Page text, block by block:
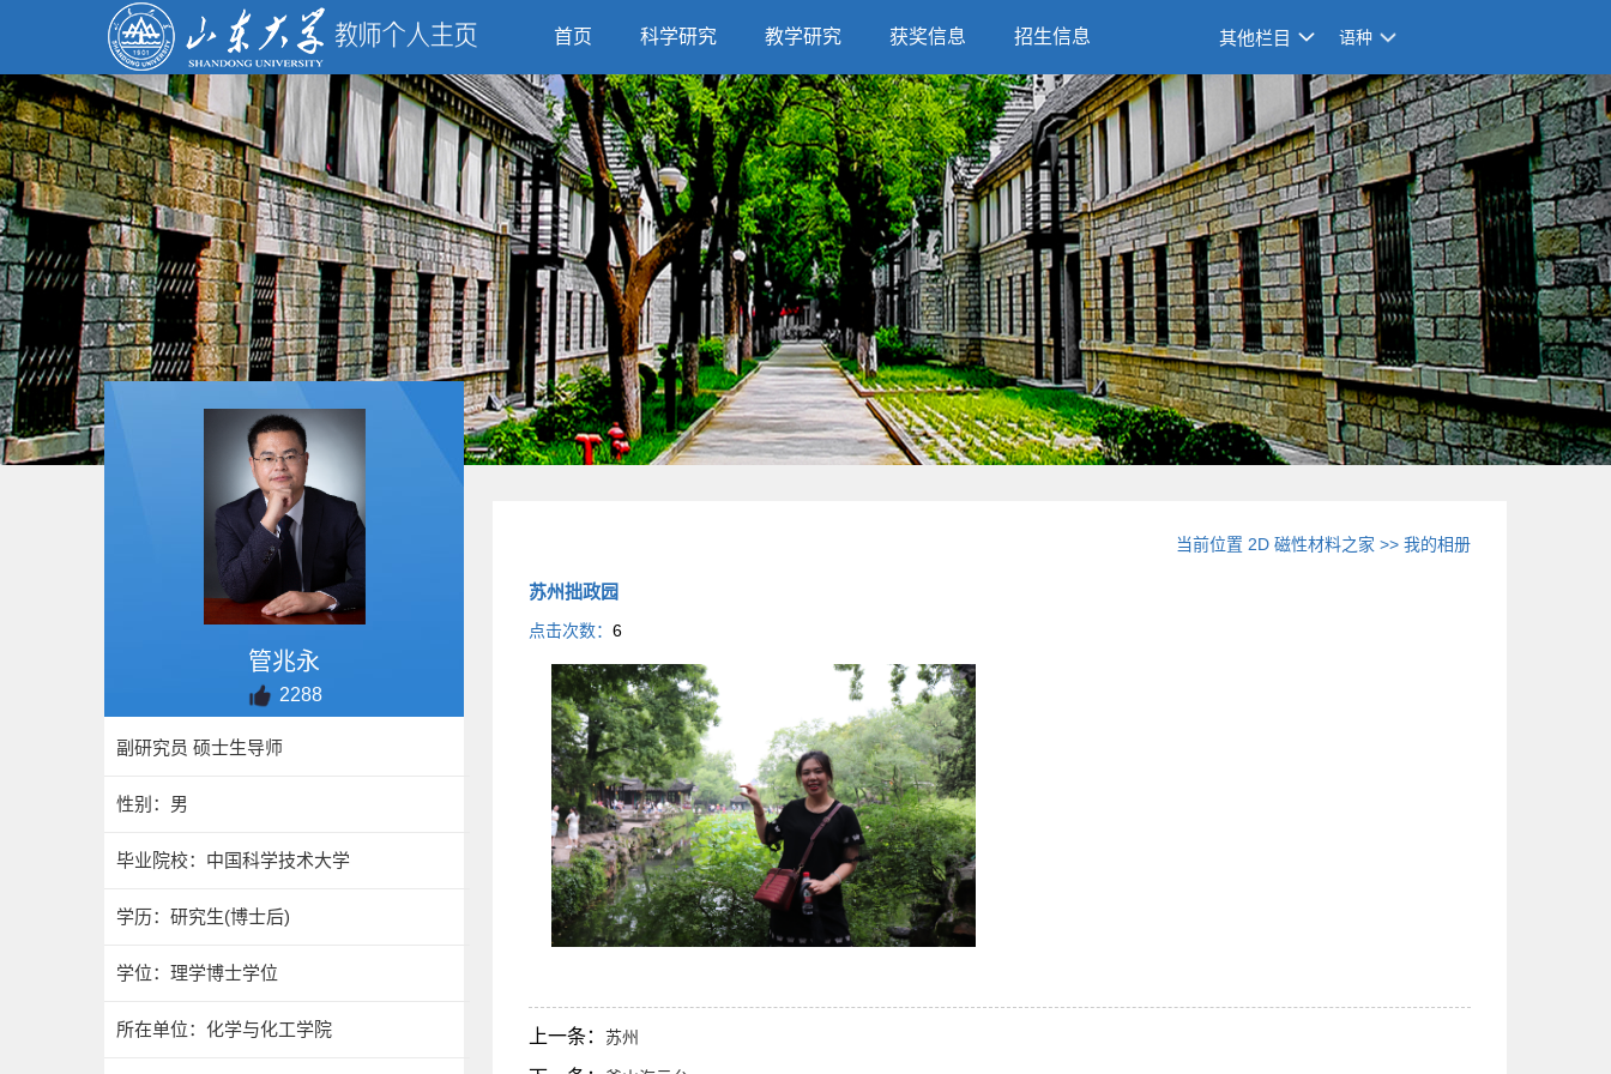
首页 科学研究 教学研究 获奖信息 招生信息 其他栏目 语种
管兆永
2288
副研究员 硕士生导师
性别：男
毕业院校：中国科学技术大学
学历：研究生(博士后)
学位：理学博士学位
所在单位：化学与化工学院
当前位置 2D 磁性材料之家 >>我的相册
苏州拙政园
点击次数： 6
上一条： 苏州